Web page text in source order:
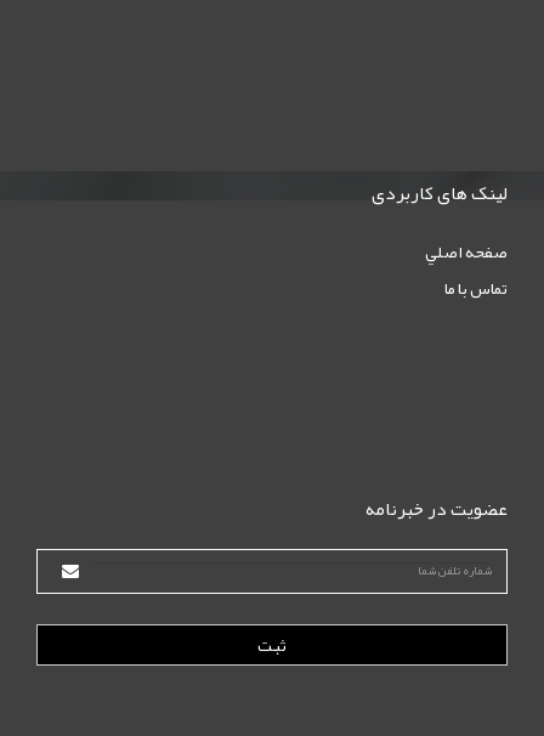
لینک های کاربردی
صفحه اصلي
تماس با ما
عضویت در خبرنامه
ثبت